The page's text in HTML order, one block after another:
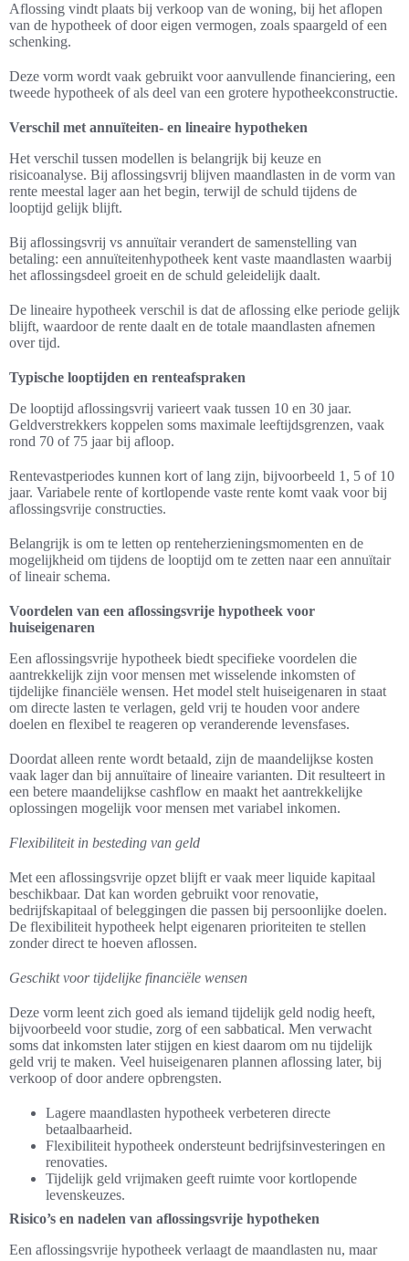
Aflossing vindt plaats bij verkoop van de woning, bij het aflopen
van de hypotheek of door eigen vermogen, zoals spaargeld of een
schenking.
Deze vorm wordt vaak gebruikt voor aanvullende financiering, een
tweede hypotheek of als deel van een grotere hypotheekconstructie.
Verschil met annuïteiten- en lineaire hypotheken
Het verschil tussen modellen is belangrijk bij keuze en
risicoanalyse. Bij aflossingsvrij blijven maandlasten in de vorm van
rente meestal lager aan het begin, terwijl de schuld tijdens de
looptijd gelijk blijft.
Bij aflossingsvrij vs annuïtair verandert de samenstelling van
betaling: een annuïteitenhypotheek kent vaste maandlasten waarbij
het aflossingsdeel groeit en de schuld geleidelijk daalt.
De lineaire hypotheek verschil is dat de aflossing elke periode gelijk
blijft, waardoor de rente daalt en de totale maandlasten afnemen
over tijd.
Typische looptijden en renteafspraken
De looptijd aflossingsvrij varieert vaak tussen 10 en 30 jaar.
Geldverstrekkers koppelen soms maximale leeftijdsgrenzen, vaak
rond 70 of 75 jaar bij afloop.
Rentevastperiodes kunnen kort of lang zijn, bijvoorbeeld 1, 5 of 10
jaar. Variabele rente of kortlopende vaste rente komt vaak voor bij
aflossingsvrije constructies.
Belangrijk is om te letten op renteherzieningsmomenten en de
mogelijkheid om tijdens de looptijd om te zetten naar een annuïtair
of lineair schema.
Voordelen van een aflossingsvrije hypotheek voor
huiseigenaren
Een aflossingsvrije hypotheek biedt specifieke voordelen die
aantrekkelijk zijn voor mensen met wisselende inkomsten of
tijdelijke financiële wensen. Het model stelt huiseigenaren in staat
om directe lasten te verlagen, geld vrij te houden voor andere
doelen en flexibel te reageren op veranderende levensfases.
Doordat alleen rente wordt betaald, zijn de maandelijkse kosten
vaak lager dan bij annuïtaire of lineaire varianten. Dit resulteert in
een betere maandelijkse cashflow en maakt het aantrekkelijke
oplossingen mogelijk voor mensen met variabel inkomen.
Flexibiliteit in besteding van geld
Met een aflossingsvrije opzet blijft er vaak meer liquide kapitaal
beschikbaar. Dat kan worden gebruikt voor renovatie,
bedrijfskapitaal of beleggingen die passen bij persoonlijke doelen.
De flexibiliteit hypotheek helpt eigenaren prioriteiten te stellen
zonder direct te hoeven aflossen.
Geschikt voor tijdelijke financiële wensen
Deze vorm leent zich goed als iemand tijdelijk geld nodig heeft,
bijvoorbeeld voor studie, zorg of een sabbatical. Men verwacht
soms dat inkomsten later stijgen en kiest daarom om nu tijdelijk
geld vrij te maken. Veel huiseigenaren plannen aflossing later, bij
verkoop of door andere opbrengsten.
Lagere maandlasten hypotheek verbeteren directe
betaalbaarheid.
Flexibiliteit hypotheek ondersteunt bedrijfsinvesteringen en
renovaties.
Tijdelijk geld vrijmaken geeft ruimte voor kortlopende
levenskeuzes.
Risico’s en nadelen van aflossingsvrije hypotheken
Een aflossingsvrije hypotheek verlaagt de maandlasten nu, maar